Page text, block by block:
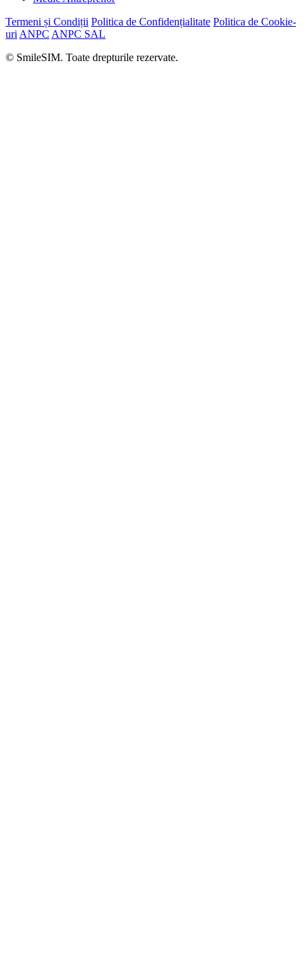
Termeni și Condiții Politica de Confidențialitate Politica de Cookie-
uri ANPC ANPC SAL
© SmileSIM. Toate drepturile rezervate.